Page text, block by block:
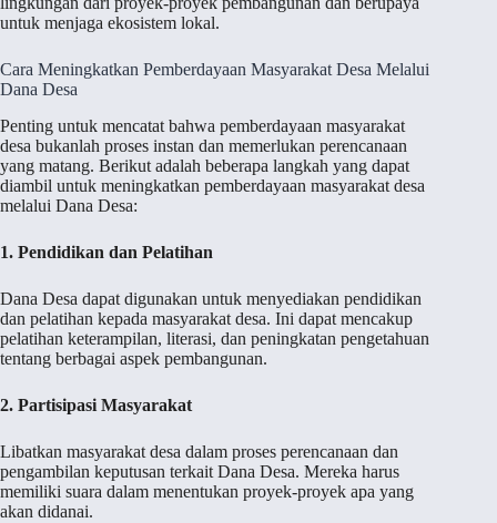
untuk menjaga ekosistem lokal.
Cara Meningkatkan Pemberdayaan Masyarakat Desa Melalui
Dana Desa
Penting untuk mencatat bahwa pemberdayaan masyarakat
desa bukanlah proses instan dan memerlukan perencanaan
yang matang. Berikut adalah beberapa langkah yang dapat
diambil untuk meningkatkan pemberdayaan masyarakat desa
melalui Dana Desa:
1. Pendidikan dan Pelatihan
Dana Desa dapat digunakan untuk menyediakan pendidikan
dan pelatihan kepada masyarakat desa. Ini dapat mencakup
pelatihan keterampilan, literasi, dan peningkatan pengetahuan
tentang berbagai aspek pembangunan.
2. Partisipasi Masyarakat
Libatkan masyarakat desa dalam proses perencanaan dan
pengambilan keputusan terkait Dana Desa. Mereka harus
memiliki suara dalam menentukan proyek-proyek apa yang
akan didanai.